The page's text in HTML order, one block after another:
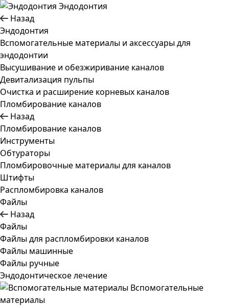
Эндодонтия
Назад
Эндодонтия
Вспомогательные материалы и аксессуары для
эндодонтии
Высушивание и обезжиривание каналов
Девитализация пульпы
Очистка и расширение корневых каналов
Пломбирование каналов
Назад
Пломбирование каналов
Инструменты
Обтураторы
Пломбировочные материалы для каналов
Штифты
Распломбировка каналов
Файлы
Назад
Файлы
Файлы для распломбировки каналов
Файлы машинные
Файлы ручные
Эндодонтическое лечение
Вспомогательные
материалы